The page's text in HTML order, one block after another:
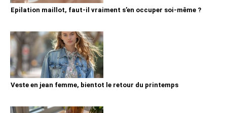
Epilation maillot, faut-il vraiment s’en occuper soi-même ?
Veste en jean femme, bientot le retour du printemps